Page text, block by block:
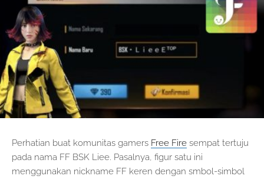
Perhatian buat komunitas gamers Free Fire sempat tertuju
pada nama FF BSK Liee. Pasalnya, figur satu ini
menggunakan nickname FF keren dengan smbol-simbol